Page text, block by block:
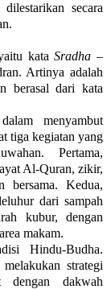
secara
kataSradha –
Artinya adalah
berasal dari kata
menyambut
tiga kegiatan yang
Pertama,
Al-Quran, zikir,
bersama. Kedua,
dari sampah
kubur, dengan
makam.
Hindu-Budha.
strategi
dengan dakwah